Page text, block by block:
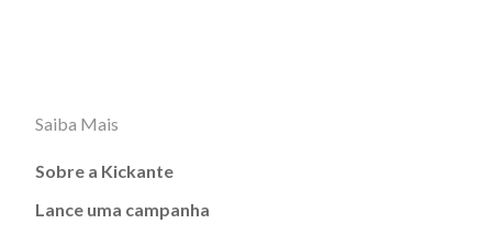
Saiba Mais
Sobre a Kickante
Lance uma campanha